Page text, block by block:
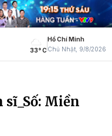
33° C
Hồ Chí Minh
Chủ Nhật, 9/8/2026
Miền